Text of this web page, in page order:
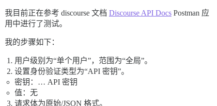
我目前正在参考 discourse 文档 Discourse API Docs Postman 应
用中进行了测试。
我的步骤如下：
用户级别为“单个用户”，范围为“全局”。
设置身份验证类型为“API 密钥”。
密钥：… API 密钥
值：无
请求体为原始/JSON 格式。